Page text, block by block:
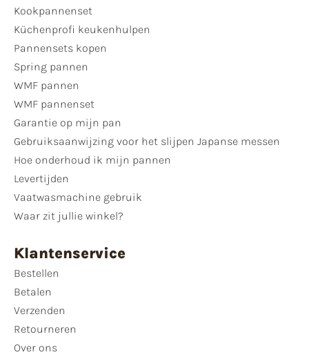
Kookpannenset
Küchenprofi keukenhulpen
Pannensets kopen
Spring pannen
WMF pannen
WMF pannenset
Garantie op mijn pan
Gebruiksaanwijzing voor het slijpen Japanse messen
Hoe onderhoud ik mijn pannen
Levertijden
Vaatwasmachine gebruik
Waar zit jullie winkel?
Klantenservice
Bestellen
Betalen
Verzenden
Retourneren
Over ons